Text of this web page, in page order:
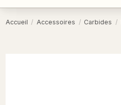
Accueil Accessoires Carbides